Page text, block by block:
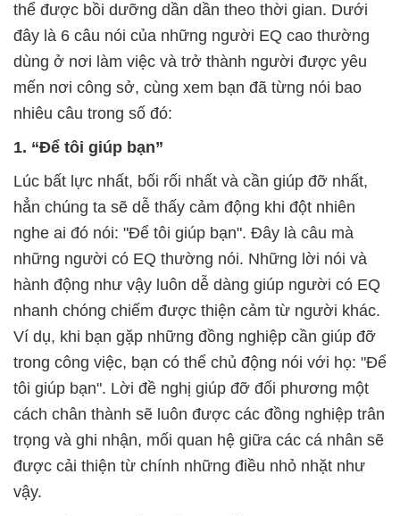
thể được bồi dưỡng dần dần theo thời gian. Dưới
đây là 6 câu nói của những người EQ cao thường
dùng ở nơi làm việc và trở thành người được yêu
mến nơi công sở, cùng xem bạn đã từng nói bao
nhiêu câu trong số đó:
1. “Để tôi giúp bạn”
Lúc bất lực nhất, bối rối nhất và cần giúp đỡ nhất,
hẳn chúng ta sẽ dễ thấy cảm động khi đột nhiên
nghe ai đó nói: "Để tôi giúp bạn". Đây là câu mà
những người có EQ thường nói. Những lời nói và
hành động như vậy luôn dễ dàng giúp người có EQ
nhanh chóng chiếm được thiện cảm từ người khác.
Ví dụ, khi bạn gặp những đồng nghiệp cần giúp đỡ
trong công việc, bạn có thể chủ động nói với họ: "Để
tôi giúp bạn". Lời đề nghị giúp đỡ đối phương một
cách chân thành sẽ luôn được các đồng nghiệp trân
trọng và ghi nhận, mối quan hệ giữa các cá nhân sẽ
được cải thiện từ chính những điều nhỏ nhặt như
vậy.